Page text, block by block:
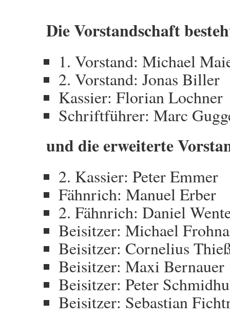
Die Vorstandschaft
1. Vorstand: Michael
2. Vorstand: Jonas Biller
Kassier: Florian Lochner
Schriftführer: Marc
und die erweiterte
2. Kassier: Peter Emmer
Fähnrich: Manuel Erber
2. Fähnrich: Daniel
Beisitzer: Michael Frohna
Beisitzer: Cornelius
Beisitzer: Maxi Bernauer
Beisitzer: Peter
Beisitzer: Sebastian